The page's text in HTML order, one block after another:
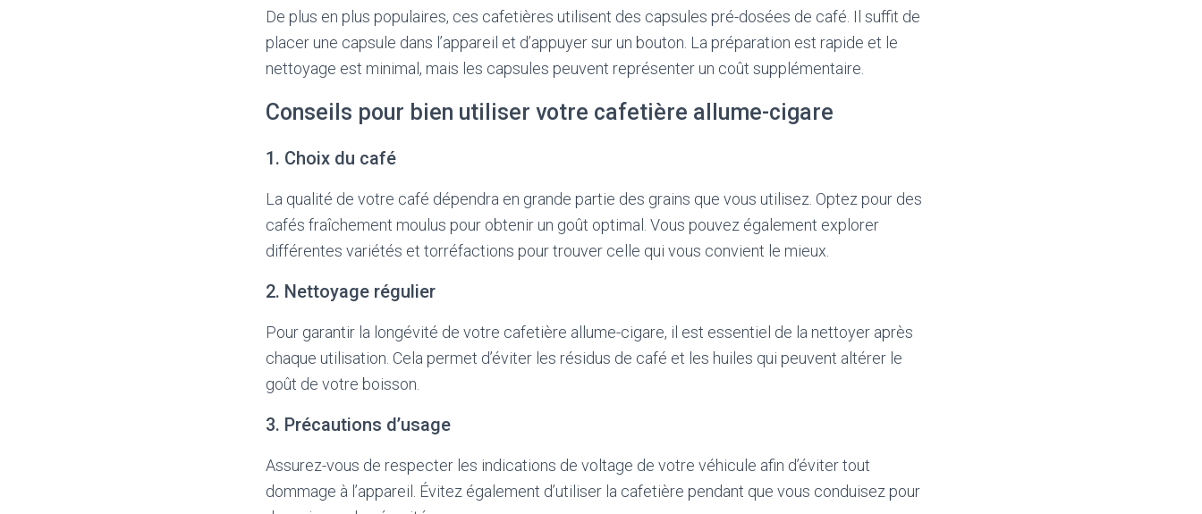
De plus en plus populaires, ces cafetières utilisent des capsules pré-dosées de café. Il suffit de
placer une capsule dans l’appareil et d’appuyer sur un bouton. La préparation est rapide et le
nettoyage est minimal, mais les capsules peuvent représenter un coût supplémentaire.
Conseils pour bien utiliser votre cafetière allume-cigare
1. Choix du café
La qualité de votre café dépendra en grande partie des grains que vous utilisez. Optez pour des
cafés fraîchement moulus pour obtenir un goût optimal. Vous pouvez également explorer
différentes variétés et torréfactions pour trouver celle qui vous convient le mieux.
2. Nettoyage régulier
Pour garantir la longévité de votre cafetière allume-cigare, il est essentiel de la nettoyer après
chaque utilisation. Cela permet d’éviter les résidus de café et les huiles qui peuvent altérer le
goût de votre boisson.
3. Précautions d’usage
Assurez-vous de respecter les indications de voltage de votre véhicule afin d’éviter tout
dommage à l’appareil. Évitez également d’utiliser la cafetière pendant que vous conduisez pour